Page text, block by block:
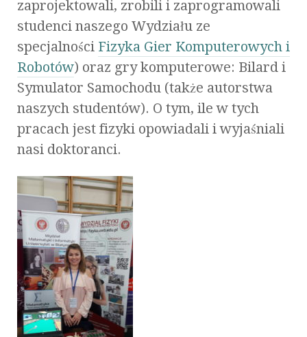
zaprojektowali, zrobili i zaprogramowali
studenci naszego Wydziału ze
specjalności Fizyka Gier Komputerowych i
Robotów) oraz gry komputerowe: Bilard i
Symulator Samochodu (także autorstwa
naszych studentów). O tym, ile w tych
pracach jest fizyki opowiadali i wyjaśniali
nasi doktoranci.